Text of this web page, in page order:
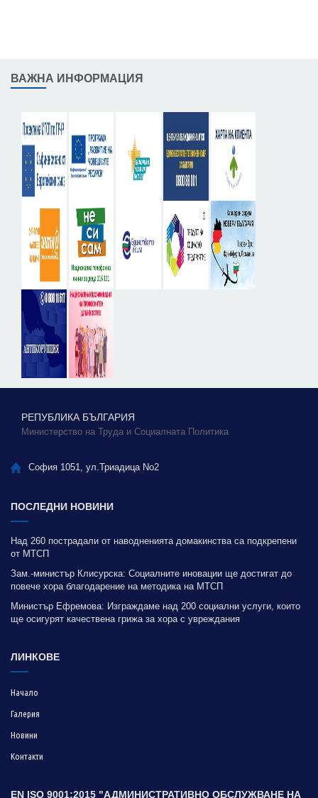
ВАЖНА ИНФОРМАЦИЯ
РЕПУБЛИКА БЪЛГАРИЯ
Министерство на Труда и Социалната Политика
София 1051, ул.Триадица No2
ПОСЛЕДНИ НОВИНИ
Над 260 пострадали от наводненията домакинства са подкрепени
от МТСП
Зам.-министър Клисурска: Социалните иновации ще достигат до
повече хора благодарение на методика на МТСП
Министър Ефремова: Изграждаме над 200 социални услуги, които
ще осигурят качествена грижа за хора с увреждания
ЛИНКОВЕ
Начало
Галерия
Новини
Контакти
EN ISO 9001:2015 "АДМИНИСТРАТИВНО ОБСЛУЖВАНЕ НА